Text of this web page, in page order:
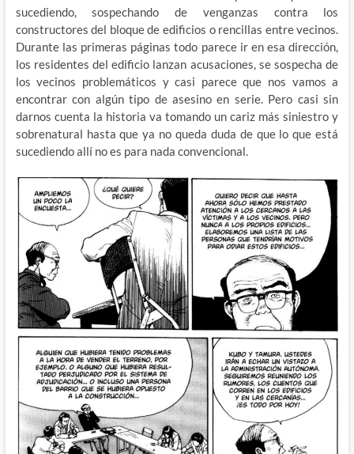
sucediendo, sospechando de venganzas contra los
constructores del bloque de edificios o rencillas entre vecinos.
Durante las primeras páginas todo parece ir en esa dirección,
los residentes del edificio lanzan acusaciones, se sospecha de
los vecinos problemáticos y casi parece que nos vamos a
encontrar con algún tipo de asesino en serie. Pero casi sin
darnos cuenta la historia va tomando un cariz más siniestro y
sobrenatural hasta que ya no queda duda de que lo que está
sucediendo allí no es para nada convencional.